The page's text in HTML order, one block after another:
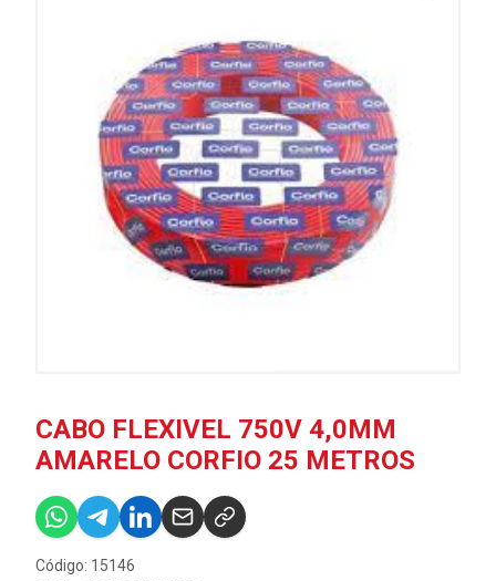
CABO FLEXIVEL 750V 4,0MM
AMARELO CORFIO 25 METROS
Código: 15146